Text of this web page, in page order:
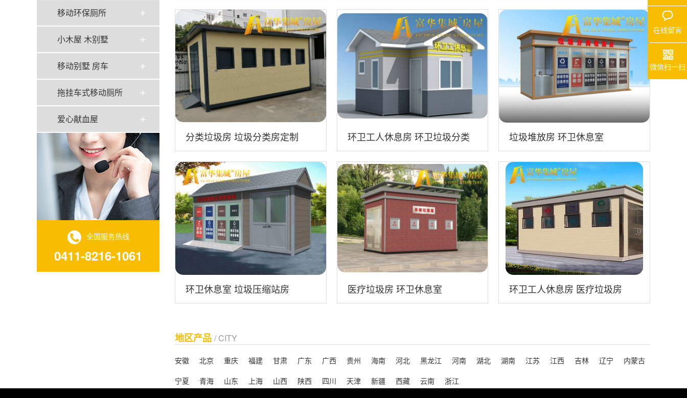
移动环保厕所
小木屋 木别墅
移动别墅 房车
拖挂车式移动厕所
爱心献血屋
全国服务热线
0411-8216-1061
具房厂家
垃圾房定制
垃圾房定制
分类垃圾房 垃圾分类房定制
环卫工人休息房 环卫垃圾分类
房
垃圾堆放房 环卫休息室
环卫休息室 垃圾压缩站房 医疗垃圾房 环卫休息室 环卫工人休息房 医疗垃圾房
地区产品 / CITY
安徽 北京 重庆 福建 甘肃 广东 广西 贵州 海南 河北 黑龙江 河南 湖北 湖南 江苏 江西 吉林 辽宁
内蒙古
宁夏
青海 山东 上海 山西 陕西 四川 天津 新疆 西藏 云南 浙江
在线留言
微信扫一扫